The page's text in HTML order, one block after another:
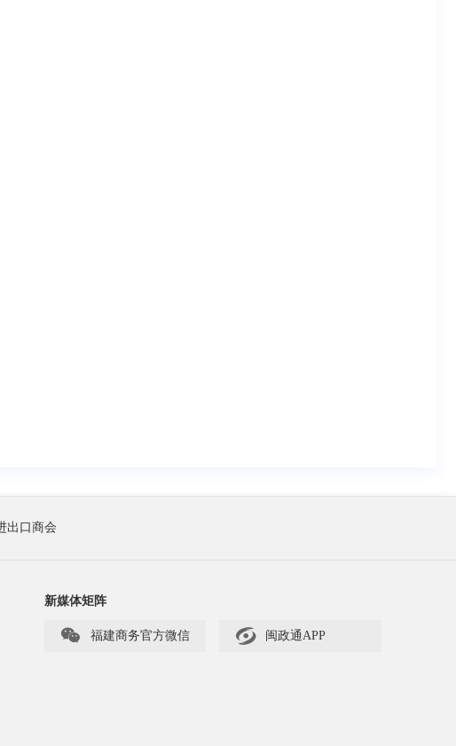
出口商会
新媒体矩阵
 福建商务官方微信  闽政通APP